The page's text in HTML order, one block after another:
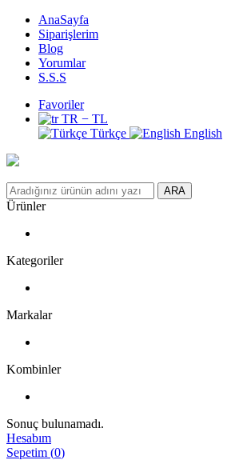
AnaSayfa
Siparişlerim
Blog
Yorumlar
S.S.S
Favoriler
TR − TL
Türkçe
English
ARA
Ürünler
Kategoriler
Markalar
Kombinler
Sonuç bulunamadı.
Hesabım
Sepetim (0)